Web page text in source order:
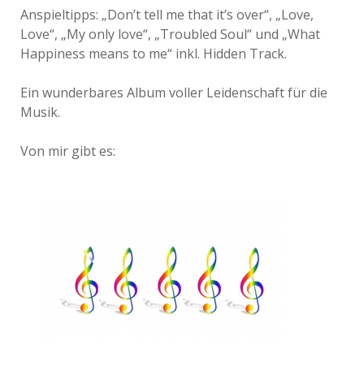
Anspieltipps: „Don’t tell me that it’s over“, „Love,
Love“, „My only love“, „Troubled Soul“ und „What
Happiness means to me“ inkl. Hidden Track.
Ein wunderbares Album voller Leidenschaft für die
Musik.
Von mir gibt es: